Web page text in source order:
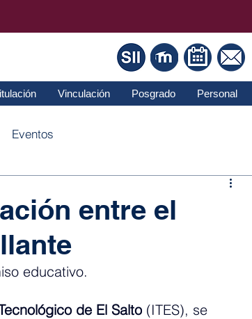
Vinculación Posgrado Personal
Eventos
entre el
educativo.
de El Salto (ITES), se